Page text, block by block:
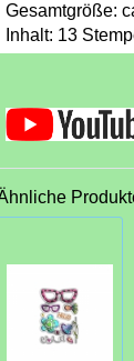
Gesamtgröße:
Inhalt: 13